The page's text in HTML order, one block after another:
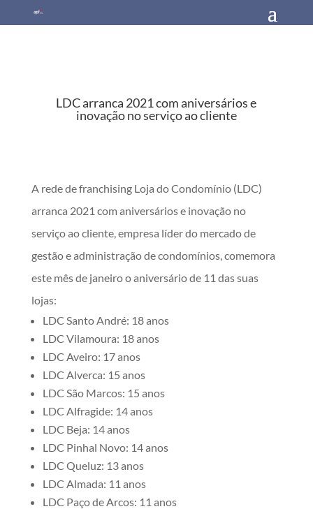
LDC arranca 2021 com aniversários e
inovação no serviço ao cliente
A rede de franchising Loja do Condomínio (LDC)
arranca 2021 com aniversários e inovação no
serviço ao cliente, empresa líder do mercado de
gestão e administração de condomínios, comemora
este mês de janeiro o aniversário de 11 das suas
lojas:
LDC Santo André: 18 anos
LDC Vilamoura: 18 anos
LDC Aveiro: 17 anos
LDC Alverca: 15 anos
LDC São Marcos: 15 anos
LDC Alfragide: 14 anos
LDC Beja: 14 anos
LDC Pinhal Novo: 14 anos
LDC Queluz: 13 anos
LDC Almada: 11 anos
LDC Paço de Arcos: 11 anos